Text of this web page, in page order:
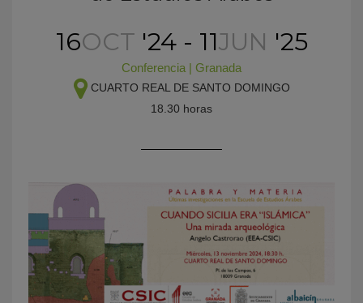
16OCT '24 - 11JUN '25
Conferencia | Granada
CUARTO REAL DE SANTO DOMINGO
18.30 horas